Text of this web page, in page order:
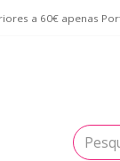
a 60€ apenas